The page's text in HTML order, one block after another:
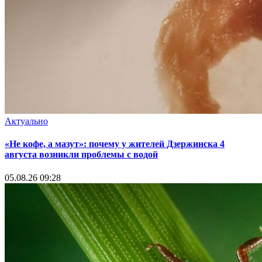
Актуально
«Не кофе, а мазут»: почему у жителей Дзержинска 4
августа возникли проблемы с водой
05.08.26 09:28